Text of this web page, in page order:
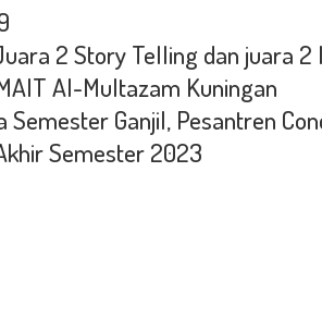
2 Story Telling dan juara
Al-Multazam Kuningan
Semester Ganjil, Pesantren
Semester 2023